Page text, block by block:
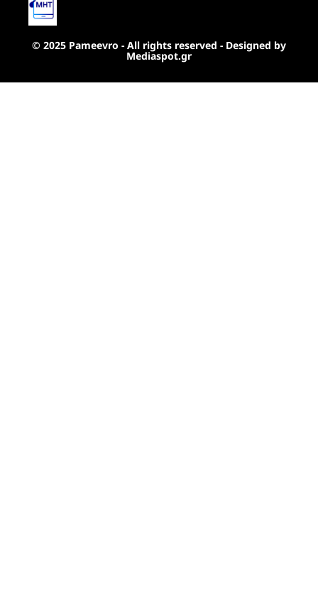
© 2025 Pameevro - All rights reserved - Designed by
Mediaspot.gr